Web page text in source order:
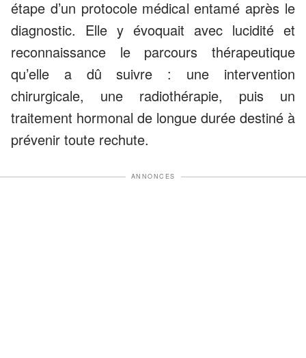
étape d’un protocole médical entamé après le
diagnostic. Elle y évoquait avec lucidité et
reconnaissance le parcours thérapeutique
qu’elle a dû suivre : une intervention
chirurgicale, une radiothérapie, puis un
traitement hormonal de longue durée destiné à
prévenir toute rechute.
ANNONCES